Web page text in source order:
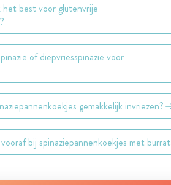
het best voor glutenvrije
of diepvriesspinazie voor
gemakkelijk invriezen?
bij spinaziepannenkoekjes met